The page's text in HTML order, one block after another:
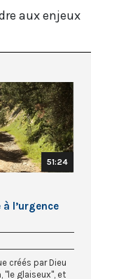
aux enjeux
51:24
l’urgence
créés par Dieu
"le glaiseux", et